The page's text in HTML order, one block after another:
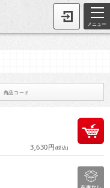
メニュー
商品コード
3,630円(税込)